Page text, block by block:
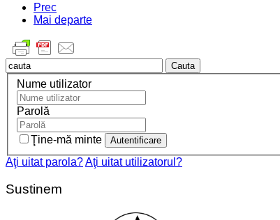
Prec
Mai departe
Cauta
Nume utilizator
Parolă
Ţine-mă minte
Aţi uitat parola?Aţi uitat utilizatorul?
Sustinem